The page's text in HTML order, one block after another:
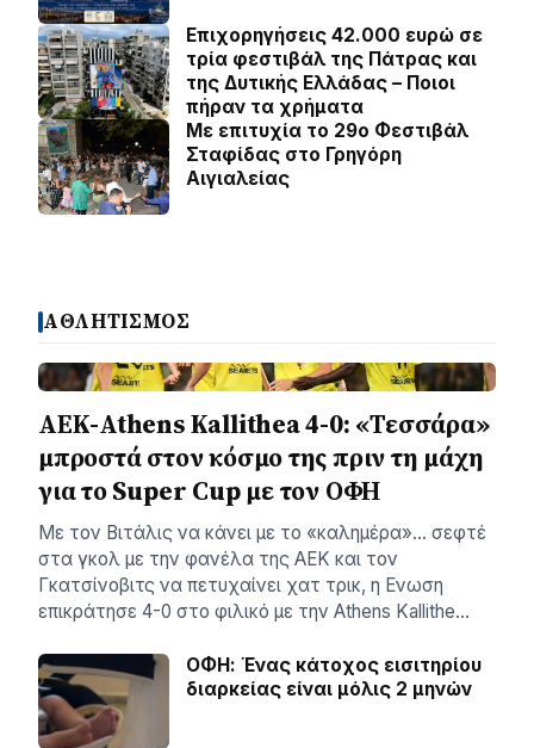
Επιχορηγήσεις 42.000 ευρώ σε
τρία φεστιβάλ της Πάτρας και
της Δυτικής Ελλάδας – Ποιοι
πήραν τα χρήματα
Με επιτυχία το 29ο Φεστιβάλ
Σταφίδας στο Γρηγόρη
Aιγιαλείας
ΑΘΛΗΤΙΣΜΟΣ
ΑΕΚ-Athens Kallithea 4-0: «Τεσσάρα»
μπροστά στον κόσμο της πριν τη μάχη
για το Super Cup με τον ΟΦΗ
Με τον Βιτάλις να κάνει με το «καλημέρα»… σεφτέ
στα γκολ με την φανέλα της ΑΕΚ και τον
Γκατσίνοβιτς να πετυχαίνει χατ τρικ, η Ενωση
επικράτησε 4-0 στο φιλικό με την Athens Kallithe…
ΟΦΗ: Ένας κάτοχος εισιτηρίου
διαρκείας είναι μόλις 2 μηνών